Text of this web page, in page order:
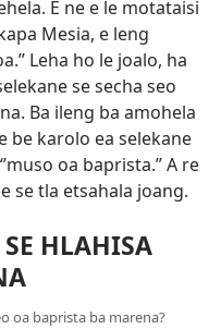
E ne e le motataisi
Mesia, e leng
Leha ho le joalo, ha
se secha seo
Ba ileng ba amohela
be karolo ea selekane
oa baprista.” A re
se tla etsahala joang.
SE HLAHISA
oa baprista ba marena?